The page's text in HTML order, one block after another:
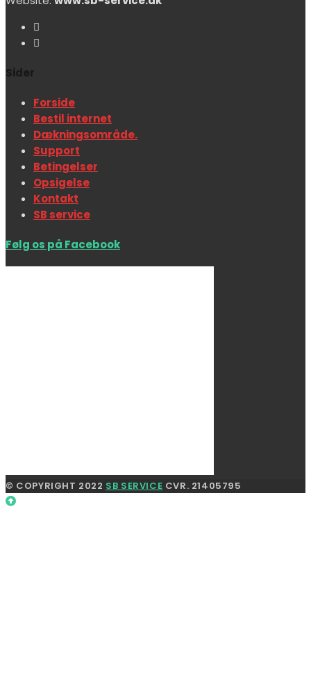
Sider
Forside
Bestil internet
Dækningsområde.
Support
Betingelser
Opsigelse
Kontakt
SB service
Følg os på Facebook
© COPYRIGHT 2022 SB SERVICE CVR. 21405795